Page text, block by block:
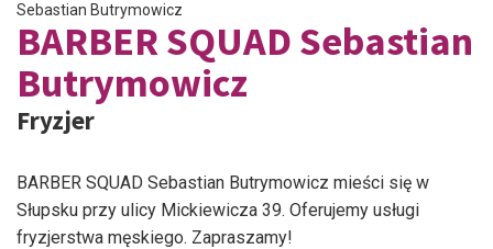
Sebastian Butrymowicz
BARBER SQUAD Sebastian
Butrymowicz
Fryzjer
BARBER SQUAD Sebastian Butrymowicz mieści się w
Słupsku przy ulicy Mickiewicza 39. Oferujemy usługi
fryzjerstwa męskiego. Zapraszamy!